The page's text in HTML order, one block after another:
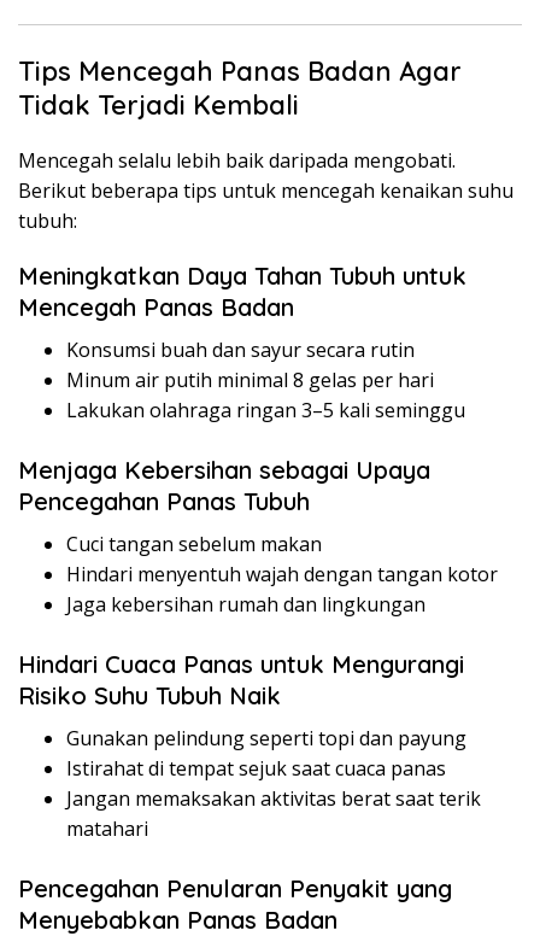
Tips Mencegah Panas Badan Agar
Tidak Terjadi Kembali
Mencegah selalu lebih baik daripada mengobati.
Berikut beberapa tips untuk mencegah kenaikan suhu
tubuh:
Meningkatkan Daya Tahan Tubuh untuk
Mencegah Panas Badan
Konsumsi buah dan sayur secara rutin
Minum air putih minimal 8 gelas per hari
Lakukan olahraga ringan 3–5 kali seminggu
Menjaga Kebersihan sebagai Upaya
Pencegahan Panas Tubuh
Cuci tangan sebelum makan
Hindari menyentuh wajah dengan tangan kotor
Jaga kebersihan rumah dan lingkungan
Hindari Cuaca Panas untuk Mengurangi
Risiko Suhu Tubuh Naik
Gunakan pelindung seperti topi dan payung
Istirahat di tempat sejuk saat cuaca panas
Jangan memaksakan aktivitas berat saat terik
matahari
Pencegahan Penularan Penyakit yang
Menyebabkan Panas Badan